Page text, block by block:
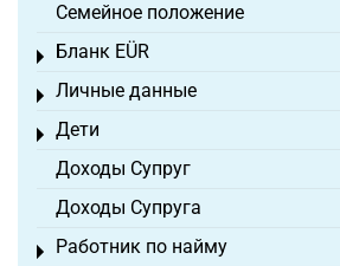
Семейное положение
Бланк EÜR
Toggle menu
Личные данные
Toggle menu
Дети
Toggle menu
Доходы Супруг
Доходы Супруга
Работник по найму
Toggle menu